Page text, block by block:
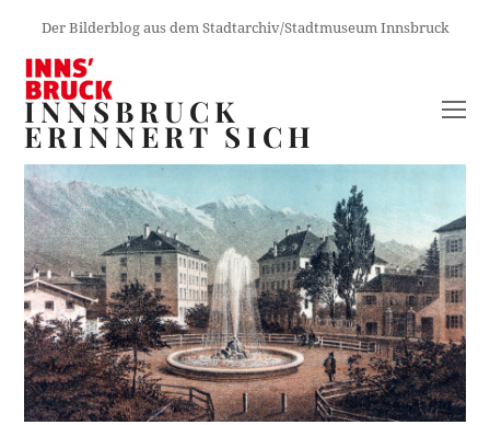
Der Bilderblog aus dem Stadtarchiv/Stadtmuseum Innsbruck
INNSBRUCK
ERINNERT SICH